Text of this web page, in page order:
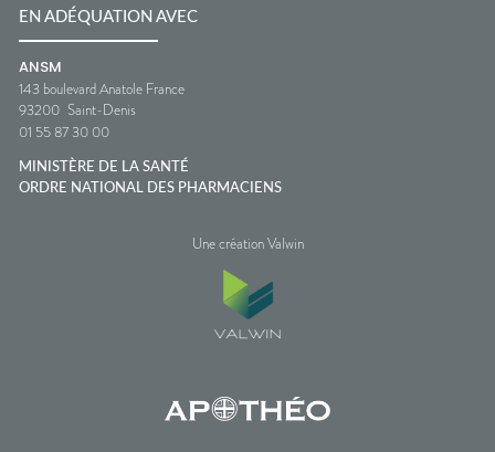
EN ADÉQUATION AVEC
ANSM
143 boulevard Anatole France
93200 Saint-Denis
01 55 87 30 00
MINISTÈRE DE LA SANTÉ
ORDRE NATIONAL DES PHARMACIENS
Une création Valwin